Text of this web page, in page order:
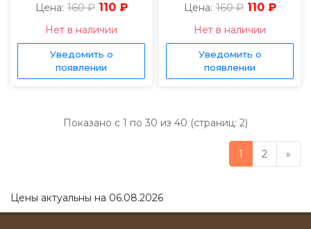
Цена: 160 ₽ 110 ₽
Нет в наличии
Уведомить о
появлении
Цена: 160 ₽ 110 ₽
Нет в наличии
Уведомить о
появлении
Показано с 1 по 30 из 40 (страниц: 2)
1 2 »
Цены актуальны на 06.08.2026